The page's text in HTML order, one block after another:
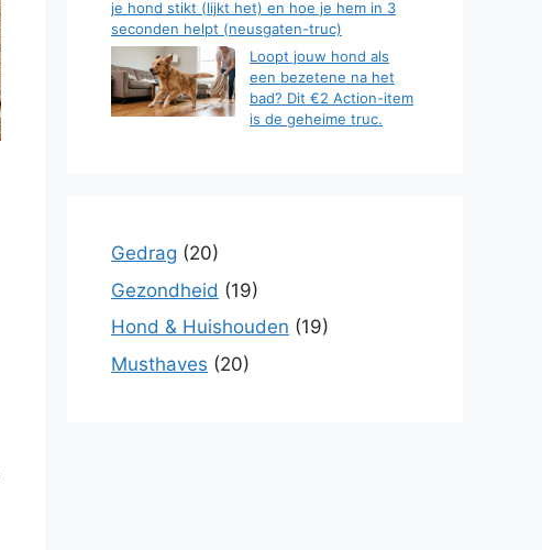
je hond stikt (lijkt het) en hoe je hem in 3
seconden helpt (neusgaten-truc)
Loopt jouw hond als
een bezetene na het
bad? Dit €2 Action-item
is de geheime truc.
Gedrag (20)
Gezondheid (19)
Hond & Huishouden (19)
Musthaves (20)